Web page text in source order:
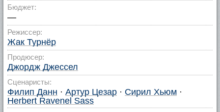
Бюджет:
—
Режиссер:
Жак Турнёр
Продюсер:
Джордж Джессел
Сценаристы:
Филип Данн · Артур Цезар · Сирил Хьюм ·
Herbert Ravenel Sass